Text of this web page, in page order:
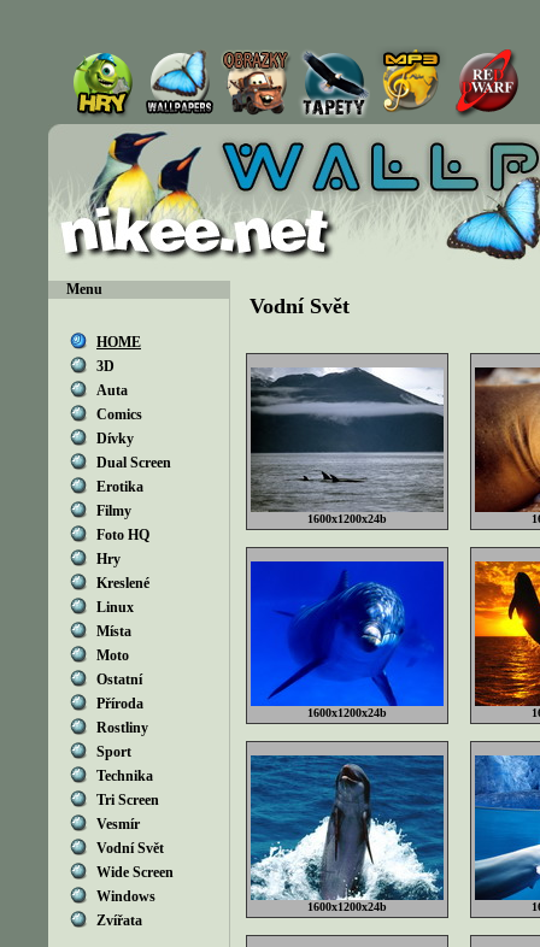
Menu
HOME
3D
Auta
Comics
Dívky
Dual Screen
Erotika
Filmy
Foto HQ
Hry
Kreslené
Linux
Místa
Moto
Ostatní
Příroda
Rostliny
Sport
Technika
Tri Screen
Vesmír
Vodní Svět
Wide Screen
Windows
Zvířata
Vodní Svět
1600x1200x24b
1600x1200x24b
1600x1200x24b